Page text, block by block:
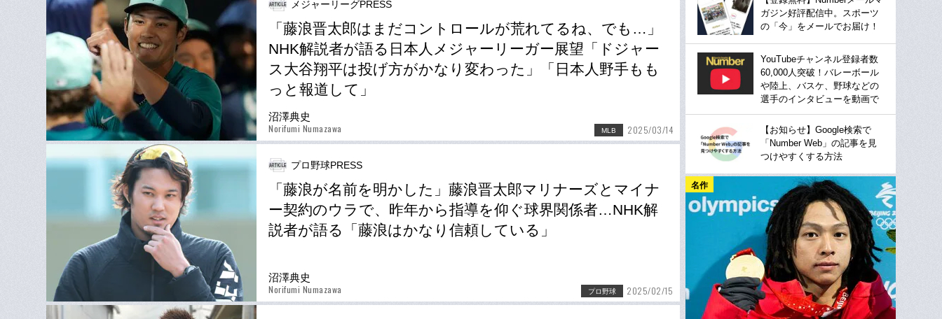
メジャーリーグPRESS
「藤浪晋太郎はまだコントロールが荒れてるね、でも…」
NHK解説者が語る日本人メジャーリーガー展望「ドジャー
ス大谷翔平は投げ方がかなり変わった」「日本人野手もも
っと報道して」
沼澤典史
Norifumi Numazawa MLB 2025/03/14
プロ野球PRESS
「藤浪が名前を明かした」藤浪晋太郎マリナーズとマイナ
ー契約のウラで、昨年から指導を仰ぐ球界関係者…NHK解
説者が語る「藤浪はかなり信頼している」
沼澤典史
Norifumi Numazawa プロ野球 2025/02/15
ガジン好評配信中。スポーツ
の「今」をメールでお届け！
YouTubeチャンネル登録者数
60,000人突破！バレーボール
や陸上、バスケ、野球などの
選手のインタビューを動画で
【お知らせ】Google検索で
「Number Web」の記事を見
つけやすくする方法
名作